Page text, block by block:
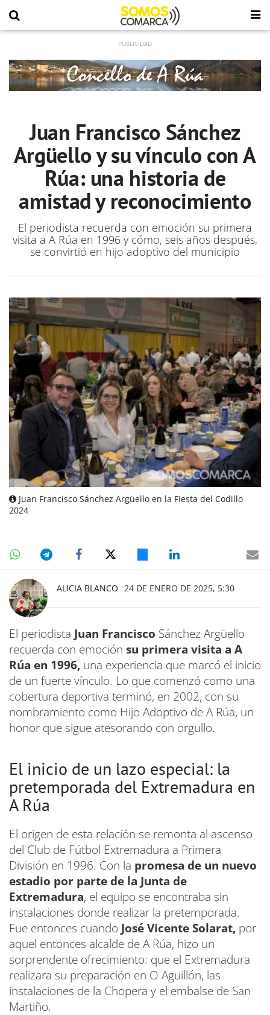
Juan Francisco Sánchez
Argüello y su vínculo con A
Rúa: una historia de
amistad y reconocimiento
El periodista recuerda con emoción su primera
visita a A Rúa en 1996 y cómo, seis años después,
se convirtió en hijo adoptivo del municipio
Juan Francisco Sánchez Argüello en la Fiesta del Codillo
2024
ALICIA BLANCO 24 DE ENERO DE 2025, 5:30
El periodista Juan Francisco Sánchez Argüello
recuerda con emoción su primera visita a A
Rúa en 1996, una experiencia que marcó el inicio
de un fuerte vínculo. Lo que comenzó como una
cobertura deportiva terminó, en 2002, con su
nombramiento como Hijo Adoptivo de A Rúa, un
honor que sigue atesorando con orgullo.
El inicio de un lazo especial: la
pretemporada del Extremadura en
A Rúa
El origen de esta relación se remonta al ascenso
del Club de Fútbol Extremadura a Primera
División en 1996. Con la promesa de un nuevo
estadio por parte de la Junta de
Extremadura, el equipo se encontraba sin
instalaciones donde realizar la pretemporada.
Fue entonces cuando José Vicente Solarat, por
aquel entonces alcalde de A Rúa, hizo un
sorprendente ofrecimiento: que el Extremadura
realizara su preparación en O Aguillón, las
instalaciones de la Chopera y el embalse de San
Martiño.